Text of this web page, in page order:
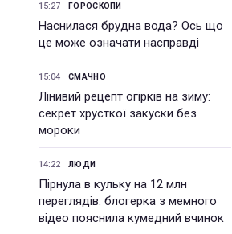
15:27 ГОРОСКОПИ
Наснилася брудна вода? Ось що
це може означати насправді
15:04 СМАЧНО
Лінивий рецепт огірків на зиму:
секрет хрусткої закуски без
мороки
14:22 ЛЮДИ
Пірнула в кульку на 12 млн
переглядів: блогерка з мемного
відео пояснила кумедний вчинок